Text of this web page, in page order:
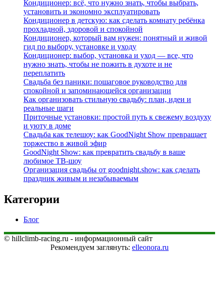
Кондиционер: всё, что нужно знать, чтобы выбрать,
установить и экономно эксплуатировать
Кондиционер в детскую: как сделать комнату ребёнка
прохладной, здоровой и спокойной
Кондиционер, который вам нужен: понятный и живой
гид по выбору, установке и уходу
Кондиционер: выбор, установка и уход — все, что
нужно знать, чтобы не пожить в духоте и не
переплатить
Свадьба без паники: пошаговое руководство для
спокойной и запоминающейся организации
Как организовать стильную свадьбу: план, идеи и
реальные шаги
Приточные установки: простой путь к свежему воздуху
и уюту в доме
Свадьба как телешоу: как GoodNight Show превращает
торжество в живой эфир
GoodNight Show: как превратить свадьбу в ваше
любимое ТВ-шоу
Организация свадьбы от goodnight.show: как сделать
праздник живым и незабываемым
Категории
Блог
© hillclimb-racing.ru - информационный сайт
Рекомендуем заглянуть: elleonora.ru